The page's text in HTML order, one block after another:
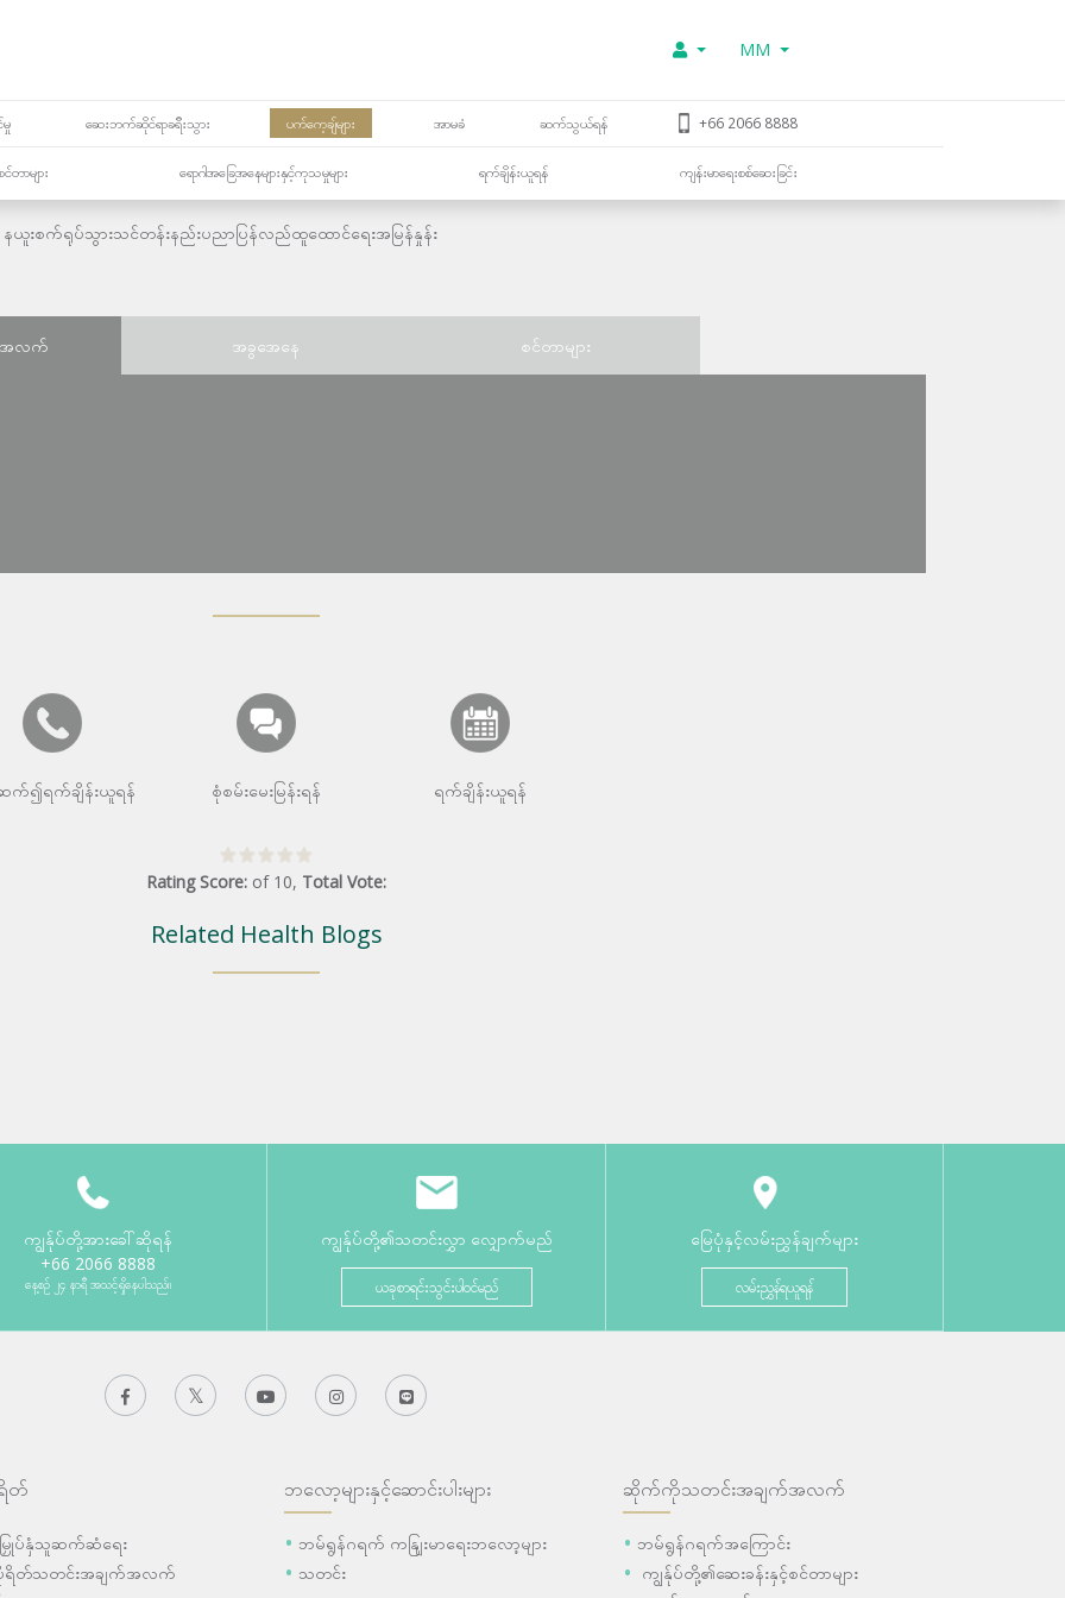
MM
မှု ဆေးဘက်ဆိုင်ရာခရီးသွား ပက်ကေ့ချ်များ အာမခံ ဆက်သွယ်ရန် +66 2066 8888
ာများ ရောဂါအခြေအနေများနှင့်ကုသမှုများ ရက်ချိန်းယူရန် ကျန်းမာရေးစစ်ဆေးခြင်း
နယူးစက်ရုပ်သွားသင်တန်းနည်းပညာပြန်လည်ထူထောင်ရေးအမြန်နှုန်း
အလက် အခွအေနေ စင်တာများ
က်၍ရက်ချိန်းယူရန် စုံစမ်းမေးမြန်းရန် ရက်ချိန်းယူရန်
Rating Score: of 10, Total Vote:
Related Health Blogs
ကျွန်ုပ်တို့အားခေါ်ဆိုရန်
+66 2066 8888
နေ့စဉ် ၂၄ နာရီ အသင့်ရှိနေပါသည်။
ကျွန်ုပ်တို့၏သတင်းလွှာ လျှောက်မည်
ယခုစာရင်းသွင်းပါဝင်မည်
မြေပုံနှင့်လမ်းညွှန်ချက်များ
လမ်းညွှန်ရယူရန်
တ်
မြှုပ်နှံသူဆက်ဆံရေး
ရိတ်သတင်းအချက်အလက်
ဘလော့များနှင့်ဆောင်းပါးများ
ဘမ်ရွန်ဂရက် ကနျြးမာရေးဘလော့များ
သတင်း
ဆိုက်ကိုသတင်းအချက်အလက်
ဘမ်ရွန်ဂရက်အကြောင်း
ကျွန်ုပ်တို့၏ဆေးခန်းနှင့်စင်တာများ